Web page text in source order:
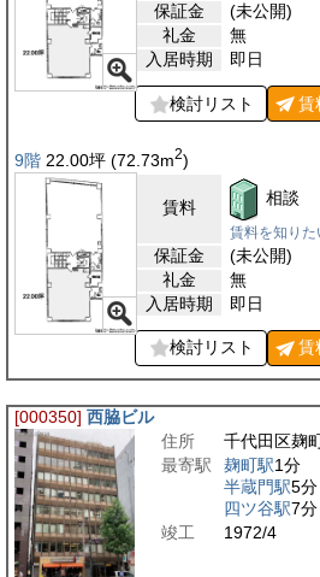
保証金
(未公開)
礼金
無
入居時期
即日
検討リスト 賃
9階 22.00坪 (72.73m2)
賃料 相談
賃料を知りた
保証金
(未公開)
礼金
無
入居時期
即日
検討リスト 賃
[000350] 西脇ビル
住所
千代田区麹
最寄駅
麹町駅1分
半蔵門駅5分
四ツ谷駅7分
竣工
1972/4